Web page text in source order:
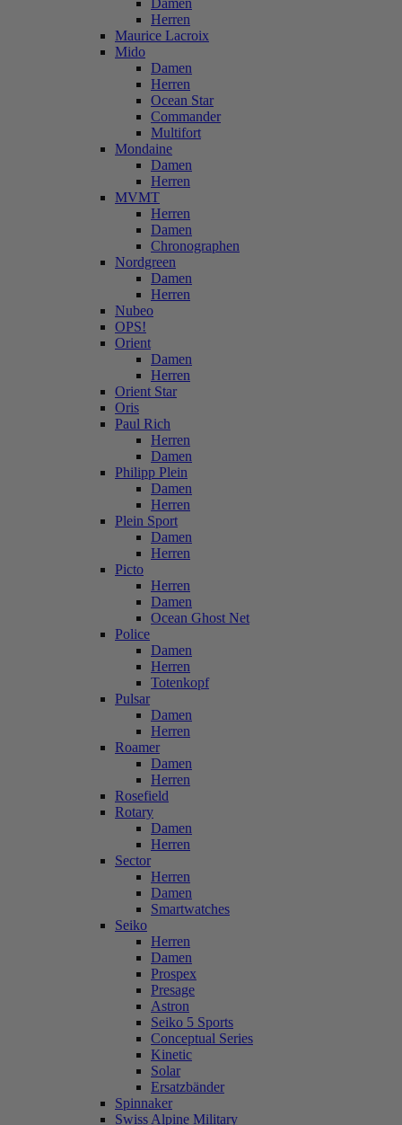
Damen
Herren
Maurice Lacroix
Mido
Damen
Herren
Ocean Star
Commander
Multifort
Mondaine
Damen
Herren
MVMT
Herren
Damen
Chronographen
Nordgreen
Damen
Herren
Nubeo
OPS!
Orient
Damen
Herren
Orient Star
Oris
Paul Rich
Herren
Damen
Philipp Plein
Damen
Herren
Plein Sport
Damen
Herren
Picto
Herren
Damen
Ocean Ghost Net
Police
Damen
Herren
Totenkopf
Pulsar
Damen
Herren
Roamer
Damen
Herren
Rosefield
Rotary
Damen
Herren
Sector
Herren
Damen
Smartwatches
Seiko
Herren
Damen
Prospex
Presage
Astron
Seiko 5 Sports
Conceptual Series
Kinetic
Solar
Ersatzbänder
Spinnaker
Swiss Alpine Military